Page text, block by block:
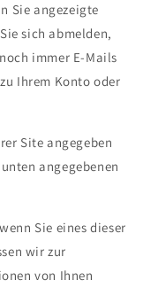
Sie angezeigte
sich abmelden,
immer E-Mails
Ihrem Konto oder
Site angegeben
angegebenen
Sie eines dieser
wir zur
von Ihnen